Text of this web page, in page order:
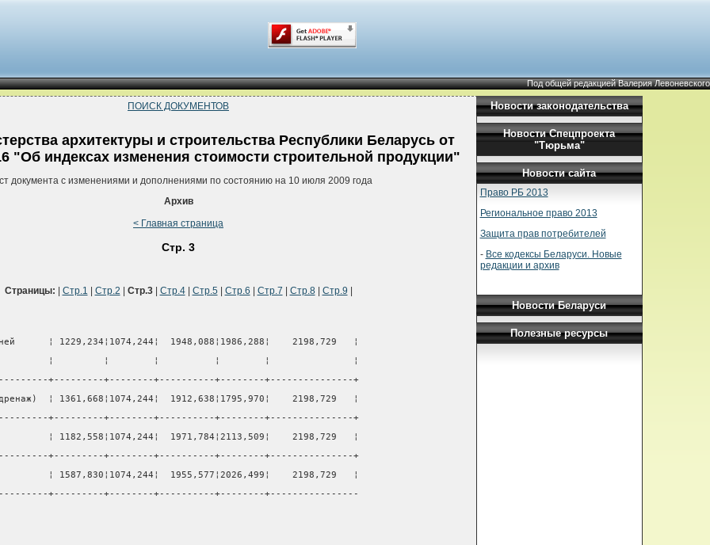
Под общей редакцией Валерия Левоневского
ПОИСК ДОКУМЕНТОВ
архитектуры и строительства Республики Беларусь от
"Об индексах изменения стоимости строительной продукции"
документа с изменениями и дополнениями по состоянию на 10 июля 2009 года
Архив
< Главная страница
Стр. 3
Страницы: Стр.1 Стр.2 Стр.3| Стр.4| Стр.5| Стр.6 Стр.7 Стр.8| Стр.9
¦ 1229,234¦1074,244¦  1948,088¦1986,288¦    2198,729   ¦
¦         ¦        ¦          ¦        ¦               ¦
+---------+--------+----------+--------+---------------+
¦ 1361,668¦1074,244¦  1912,638¦1795,970¦    2198,729   ¦
+---------+--------+----------+--------+---------------+
¦ 1182,558¦1074,244¦  1971,784¦2113,509¦    2198,729   ¦
+---------+--------+----------+--------+---------------+
¦ 1587,830¦1074,244¦  1955,577¦2026,499¦    2198,729   ¦
+---------+--------+----------+--------+----------------
Новости законодательства
Новости Спецпроекта
"Тюрьма"
Новости сайта
Право РБ 2013
Региональное право 2013
Защита прав потребителей
- Все кодексы Беларуси. Новые
редакции и архив
Новости Беларуси
Полезные ресурсы